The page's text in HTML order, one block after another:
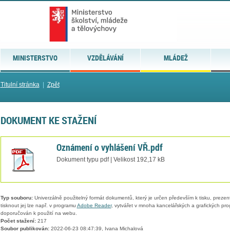
MINISTERSTVO VZDĚLÁVÁNÍ MLÁDEŽ
Titulní stránka| Zpět
DOKUMENT KE STAŽENÍ
Oznámení o vyhlášení VŘ.pdf
Dokument typu pdf | Velikost 192,17 kB
Typ souboru:Univerzálně použitelný formát dokumentů, který je určen především k tisku,
tisknout jej lze např. v programu Adobe Reader, vytvářet v mnoha kancelářských a grafických
doporučován k použití na webu.
Počet stažení:217
Soubor publikován:2022-06-23 08:47:39, Ivana Michalová